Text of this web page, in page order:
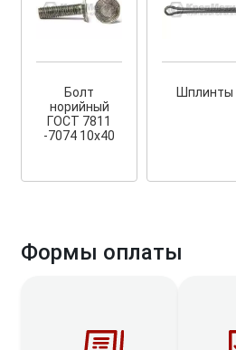
Саморезы кровельные HKR-R
остатков по ценам 2020 года!
Болт
норийный
ГОСТ 7811
-7074 10х40
Шплинты
Формы оплаты